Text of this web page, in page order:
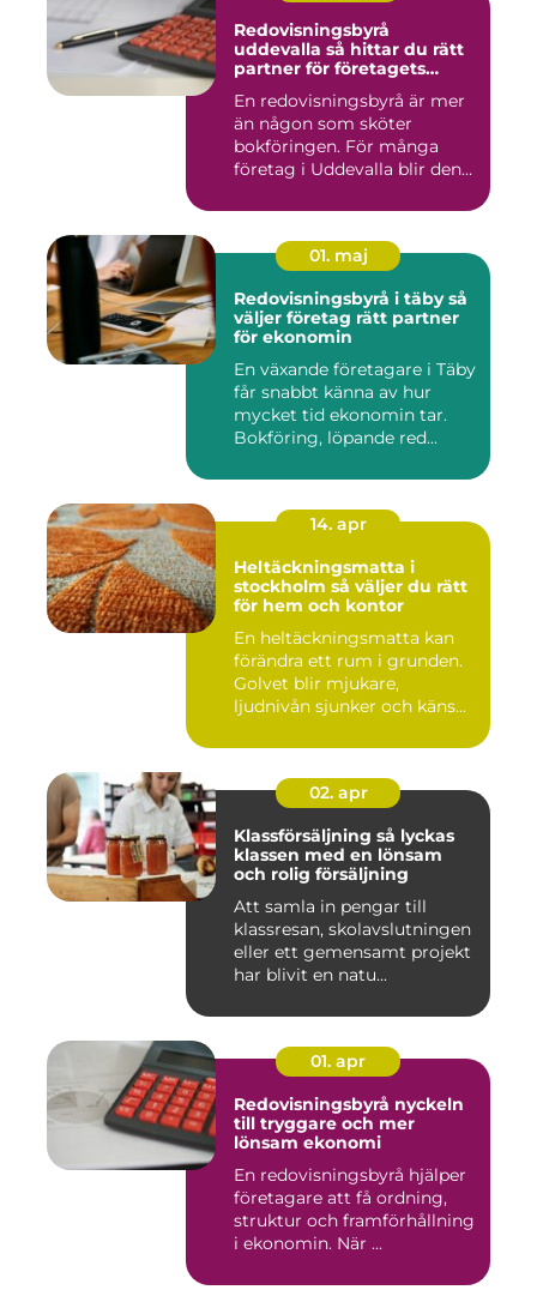
Redovisningsbyrå
uddevalla så hittar du rätt
partner för företagets
En redovisningsbyrå är mer
än någon som sköter
bokföringen. För många
företag i Uddevalla blir den
01. maj
Redovisningsbyrå i täby så
väljer företag rätt partner
för ekonomin
En växande företagare i Täby
får snabbt känna av hur
mycket tid ekonomin tar.
Bokföring, löpande red...
14. apr
Heltäckningsmatta i
stockholm så väljer du rätt
för hem och kontor
En heltäckningsmatta kan
förändra ett rum i grunden.
Golvet blir mjukare,
ljudnivån sjunker och käns...
02. apr
Klassförsäljning så lyckas
klassen med en lönsam
och rolig försäljning
Att samla in pengar till
klassresan, skolavslutningen
eller ett gemensamt projekt
har blivit en natu...
01. apr
Redovisningsbyrå nyckeln
till tryggare och mer
lönsam ekonomi
En redovisningsbyrå hjälper
företagare att få ordning,
struktur och framförhållning
i ekonomin. När ...